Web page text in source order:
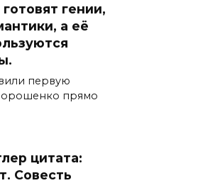
гении,
а её
первую
прямо
цитата:
Совесть